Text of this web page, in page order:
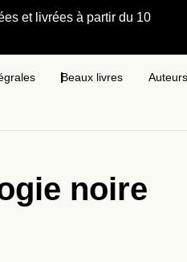
et livrées à partir du 10
Beaux livres
Auteurs
noire